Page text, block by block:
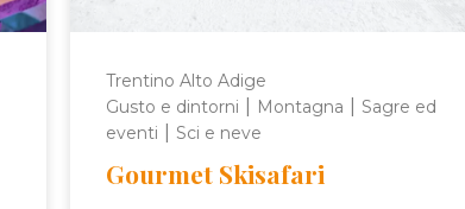
Trentino Alto Adige
Gusto e dintorni
Montagna
Sagre ed
eventi
Sci e neve
Gourmet Skisafari